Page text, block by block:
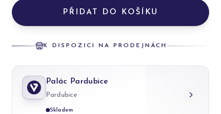
PŘIDAT DO KOŠÍKU
K DISPOZICI NA PRODEJNÁCH
Palác Pardubice
Pardubice
Skladem